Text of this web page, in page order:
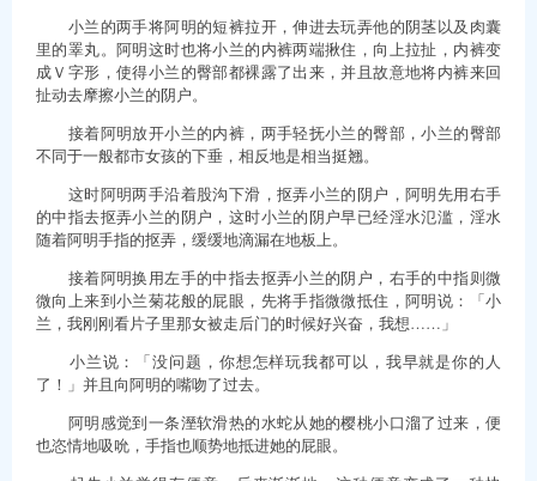
小兰的两手将阿明的短裤拉开，伸进去玩弄他的阴茎以及肉囊
里的睪丸。阿明这时也将小兰的内裤两端揪住，向上拉扯，内裤变
成Ｖ字形，使得小兰的臀部都裸露了出来，并且故意地将内裤来回
扯动去摩擦小兰的阴户。
接着阿明放开小兰的内裤，两手轻抚小兰的臀部，小兰的臀部
不同于一般都市女孩的下垂，相反地是相当挺翘。
这时阿明两手沿着股沟下滑，抠弄小兰的阴户，阿明先用右手
的中指去抠弄小兰的阴户，这时小兰的阴户早已经淫水氾滥，淫水
随着阿明手指的抠弄，缓缓地滴漏在地板上。
接着阿明换用左手的中指去抠弄小兰的阴户，右手的中指则微
微向上来到小兰菊花般的屁眼，先将手指微微抵住，阿明说：「小
兰，我刚刚看片子里那女被走后门的时候好兴奋，我想……」
小兰说：「没问题，你想怎样玩我都可以，我早就是你的人
了！」并且向阿明的嘴吻了过去。
阿明感觉到一条溼软滑热的水蛇从她的樱桃小口溜了过来，便
也恣情地吸吮，手指也顺势地抵进她的屁眼。